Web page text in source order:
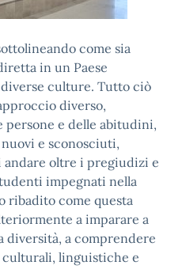
come sia
in un Paese
culture. Tutto ciò
diverso,
persone e delle abitudini,
e sconosciuti,
andare oltre i pregiudizi e
impegnati nella
ribadito come questa
a imparare a
diversità, a comprendere
linguistiche e